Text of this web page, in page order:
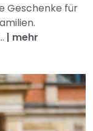
Geschenke für
| mehr